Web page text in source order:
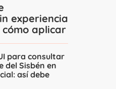
experiencia
cómo aplicar
para consultar
del Sisbén en
así debe